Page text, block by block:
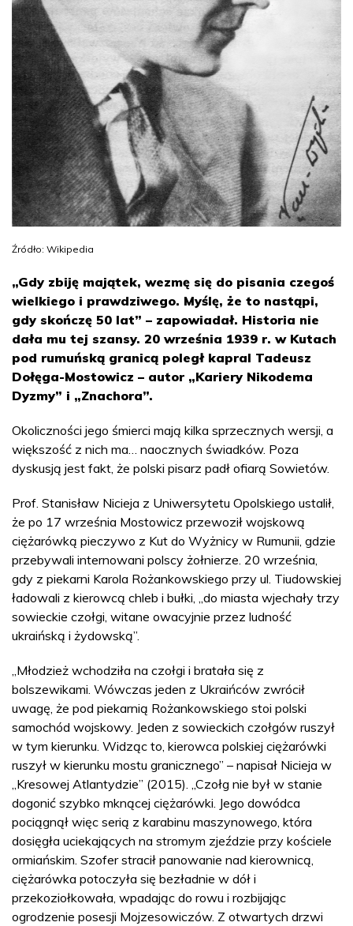
Źródło: Wikipedia
„Gdy zbiję majątek, wezmę się do pisania czegoś
wielkiego i prawdziwego. Myślę, że to nastąpi,
gdy skończę 50 lat” – zapowiadał. Historia nie
dała mu tej szansy. 20 września 1939 r. w Kutach
pod rumuńską granicą poległ kapral Tadeusz
Dołęga-Mostowicz – autor „Kariery Nikodema
Dyzmy” i „Znachora”.
Okoliczności jego śmierci mają kilka sprzecznych wersji, a
większość z nich ma… naocznych świadków. Poza
dyskusją jest fakt, że polski pisarz padł ofiarą Sowietów.
Prof. Stanisław Nicieja z Uniwersytetu Opolskiego ustalił,
że po 17 września Mostowicz przewoził wojskową
ciężarówką pieczywo z Kut do Wyżnicy w Rumunii, gdzie
przebywali internowani polscy żołnierze. 20 września,
gdy z piekarni Karola Rożankowskiego przy ul. Tiudowskiej
ładowali z kierowcą chleb i bułki, „do miasta wjechały trzy
sowieckie czołgi, witane owacyjnie przez ludność
ukraińską i żydowską”.
„Młodzież wchodziła na czołgi i bratała się z
bolszewikami. Wówczas jeden z Ukraińców zwrócił
uwagę, że pod piekarnią Rożankowskiego stoi polski
samochód wojskowy. Jeden z sowieckich czołgów ruszył
w tym kierunku. Widząc to, kierowca polskiej ciężarówki
ruszył w kierunku mostu granicznego” – napisał Nicieja w
„Kresowej Atlantydzie” (2015). „Czołg nie był w stanie
dogonić szybko mknącej ciężarówki. Jego dowódca
pociągnął więc serią z karabinu maszynowego, która
dosięgła uciekających na stromym zjeździe przy kościele
ormiańskim. Szofer stracił panowanie nad kierownicą,
ciężarówka potoczyła się bezładnie w dół i
przekoziołkowała, wpadając do rowu i rozbijając
ogrodzenie posesji Mojzesowiczów. Z otwartych drzwi